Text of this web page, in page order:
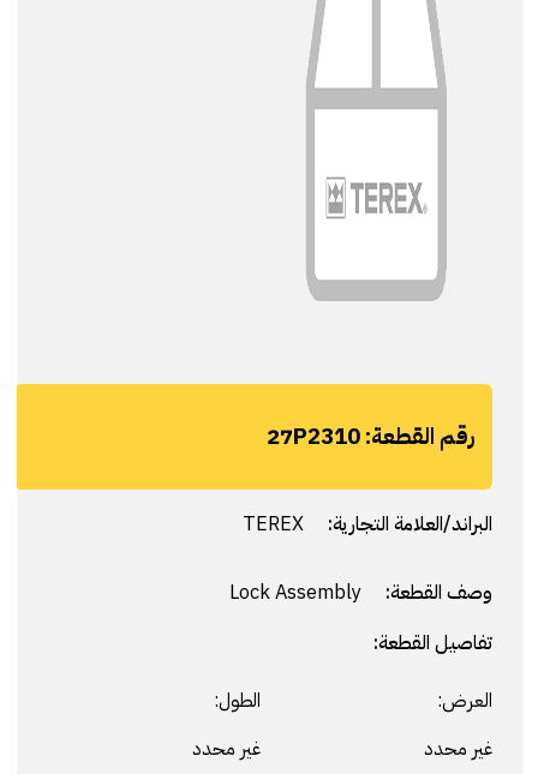
رقم القطعة:27P2310
البراند/العلامة التجارية: TEREX
وصف القطعة:
Lock Assembly
تفاصيل القطعة:
العرض:
غير محدد
الطول:
غير محدد